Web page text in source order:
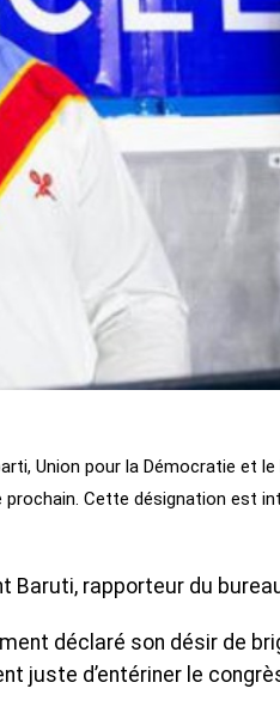
Union pour la Démocratie et
prochain. Cette désignation est
Baruti, rapporteur du
déclaré son désir de
juste d’entériner le